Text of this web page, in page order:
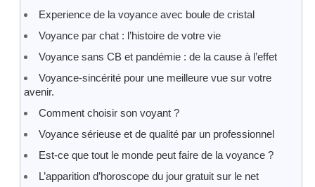
Experience de la voyance avec boule de cristal
Voyance par chat : l’histoire de votre vie
Voyance sans CB et pandémie : de la cause à l’effet
Voyance-sincérité pour une meilleure vue sur votre
avenir.
Comment choisir son voyant ?
Voyance sérieuse et de qualité par un professionnel
Est-ce que tout le monde peut faire de la voyance ?
L’apparition d’horoscope du jour gratuit sur le net